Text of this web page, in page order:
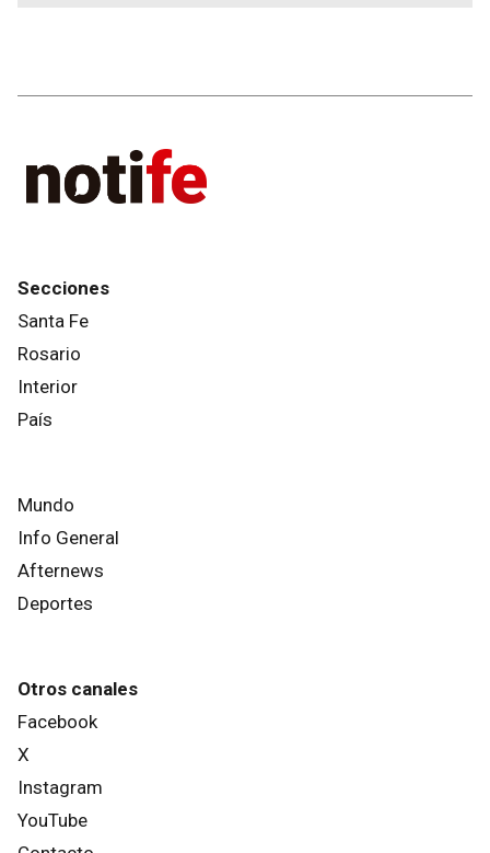
Secciones
Santa Fe
Rosario
Interior
País
Mundo
Info General
Afternews
Deportes
Otros canales
Facebook
X
Instagram
YouTube